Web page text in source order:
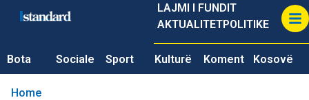
LAJMI I FUNDIT
AKTUALITETPOLITIKE
Bota Sociale Sport Kulturë Koment Kosovë
Home